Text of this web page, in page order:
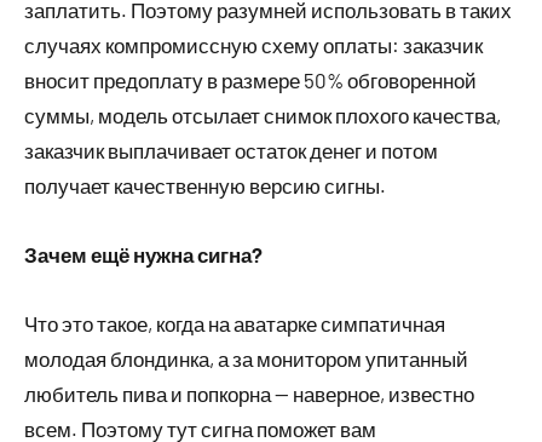
заплатить. Поэтому разумней использовать в таких
случаях компромиссную схему оплаты: заказчик
вносит предоплату в размере 50% обговоренной
суммы, модель отсылает снимок плохого качества,
заказчик выплачивает остаток денег и потом
получает качественную версию сигны.
Зачем ещё нужна сигна?
Что это такое, когда на аватарке симпатичная
молодая блондинка, а за монитором упитанный
любитель пива и попкорна — наверное, известно
всем. Поэтому тут сигна поможет вам